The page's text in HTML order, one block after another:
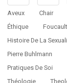
Aveux Chair
Éthique
Foucault
Histoire De La
Pierre Buhlmann
Pratiques De Soi
Théologie